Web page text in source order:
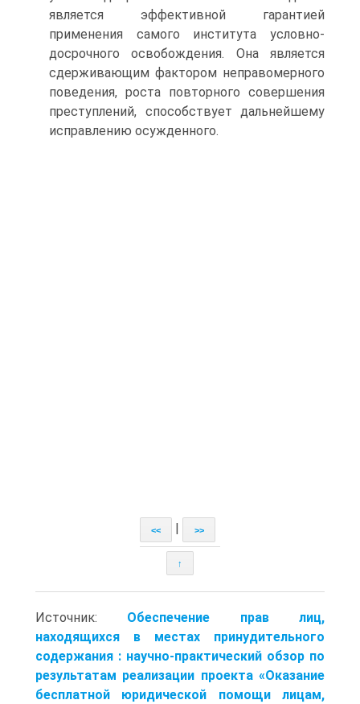
является эффективной гарантией
применения самого института условно-
досрочного освобождения. Она является
сдерживающим фактором неправомерного
поведения, роста повторного совершения
преступлений, способствует дальнейшему
исправлению осужденного.
<< >>
↑
Источник: Обеспечение прав лиц,
находящихся в местах принудительного
содержания : научно-практический обзор по
результатам реализации проекта «Оказание
бесплатной юридической помощи лицам,